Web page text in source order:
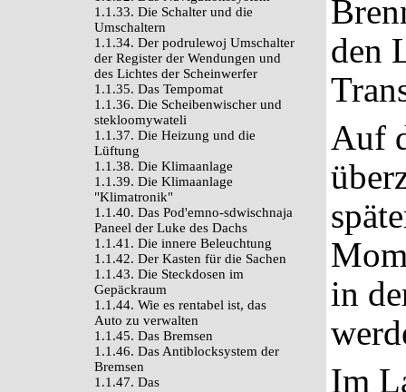
1.1.33. Die Schalter und die
Umschaltern
1.1.34. Der podrulewoj Umschalter
der Register der Wendungen und
des Lichtes der Scheinwerfer
1.1.35. Das Tempomat
1.1.36. Die Scheibenwischer und
stekloomywateli
1.1.37. Die Heizung und die
Lüftung
1.1.38. Die Klimaanlage
1.1.39. Die Klimaanlage
"Klimatronik"
1.1.40. Das Pod'emno-sdwischnaja
Paneel der Luke des Dachs
1.1.41. Die innere Beleuchtung
1.1.42. Der Kasten für die Sachen
1.1.43. Die Steckdosen im
Gepäckraum
1.1.44. Wie es rentabel ist, das
Auto zu verwalten
1.1.45. Das Bremsen
1.1.46. Das Antiblocksystem der
Bremsen
1.1.47. Das
den
Auf
in
Im